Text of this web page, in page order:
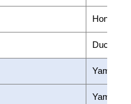
Honda
Ducati
Yamaha
Yamaha